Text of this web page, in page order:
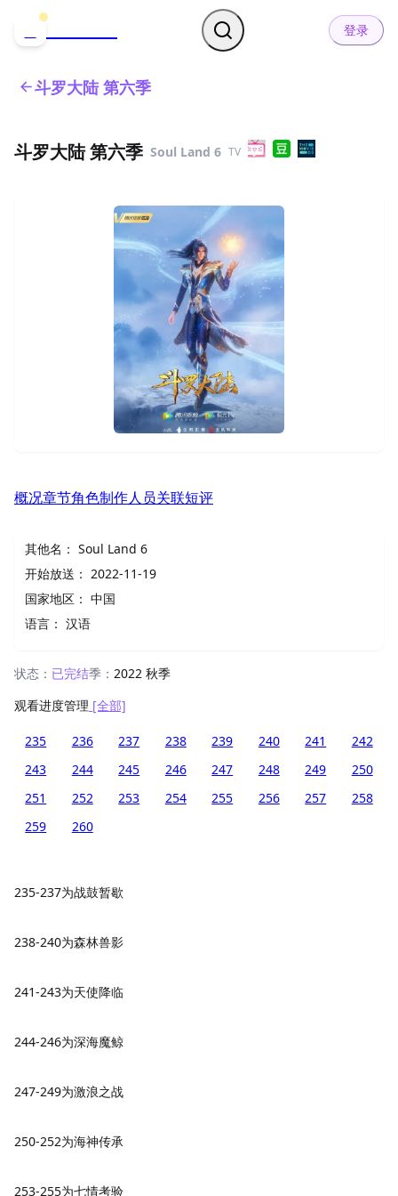
登录
斗罗大陆 第六季
斗罗大陆 第六季 Soul Land 6 TV
概况章节角色制作人员关联短评
其他名： Soul Land 6
开始放送： 2022-11-19
国家地区： 中国
语言： 汉语
状态： 已完结季： 2022 秋季
观看进度管理 [全部]
235 236 237 238 239 240 241
242
243
244 245 246 247 248 249
250
251
252 253 254 255 256 257
258
259
260
235-237为战鼓暂歇
238-240为森林兽影
241-243为天使降临
244-246为深海魔鲸
247-249为激浪之战
250-252为海神传承
253-255为七情考验